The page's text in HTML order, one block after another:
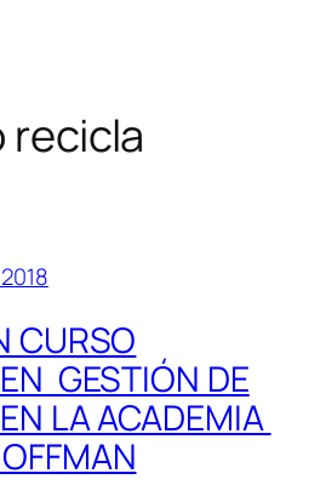
recicla
CURSO
GESTIÓN DE
LA ACADEMIA